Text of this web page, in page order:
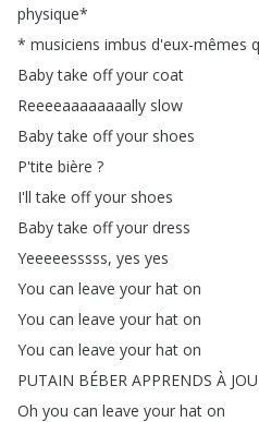
physique*
* musiciens imbus d'eux-mêmes
Baby take off your coat
Reeeeaaaaaaaally slow
Baby take off your shoes
P'tite bière ?
I'll take off your shoes
Baby take off your dress
Yeeeeesssss, yes yes
You can leave your hat on
You can leave your hat on
You can leave your hat on
PUTAIN BÉBER APPRENDS À
Oh you can leave your hat on